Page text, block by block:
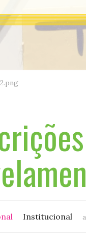
Institucional